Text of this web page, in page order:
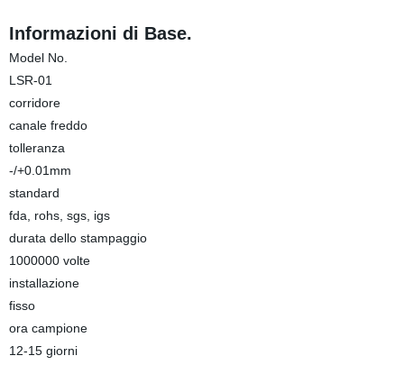
Informazioni di Base.
Model No.
LSR-01
corridore
canale freddo
tolleranza
-/+0.01mm
standard
fda, rohs, sgs, igs
durata dello stampaggio
1000000 volte
installazione
fisso
ora campione
12-15 giorni